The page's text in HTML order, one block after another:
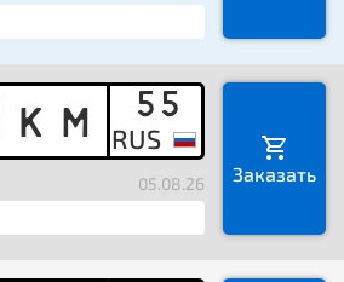
K M 55
05.08.26 Заказать